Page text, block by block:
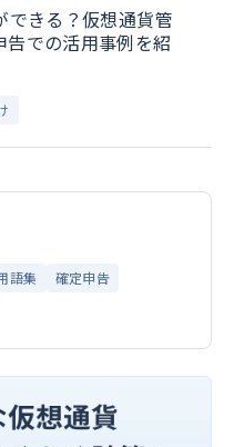
できる？仮想通貨管
告での活用事例を紹
語集
確定申告